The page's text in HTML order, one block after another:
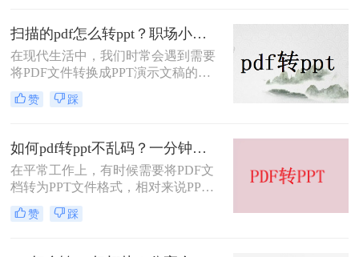
式发送文件
扫描的pdf怎么转ppt？职场小白快来学习这种方法！
在现代生活中，我们时常会遇到需要
将PDF文件转换成PPT演示文稿的情
况。这可能是因为我们需要在演示中
添加一些动态效果，或者需要修改
原始的PPT文件。如果你正在遇到这
个问题，不用担心，本文将向您介绍
扫描的pdf怎么转ppt。
赞 踩
如何pdf转ppt不乱码？一分钟轻松搞定PDF转PPT
在平常工作上，有时候需要将PDF文
档转为PPT文件格式，相对来说PPT
幻灯片在用以讲解、介绍时页面的展
现和转换会更简单方便，那如何把如
的方式呢？下面就来给大家讲讲吧。
赞 踩